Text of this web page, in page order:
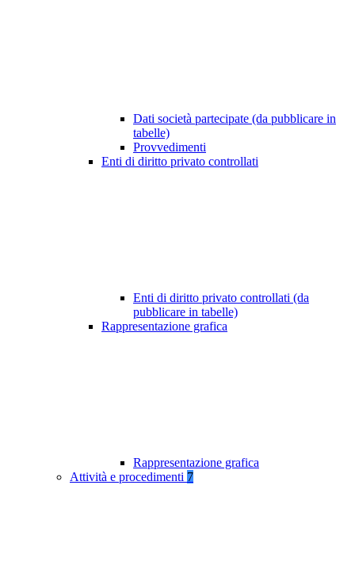
Dati società partecipate (da pubblicare in
tabelle)
Provvedimenti
Enti di diritto privato controllati
Enti di diritto privato controllati (da
pubblicare in tabelle)
Rappresentazione grafica
Rappresentazione grafica
Attività e procedimenti 7